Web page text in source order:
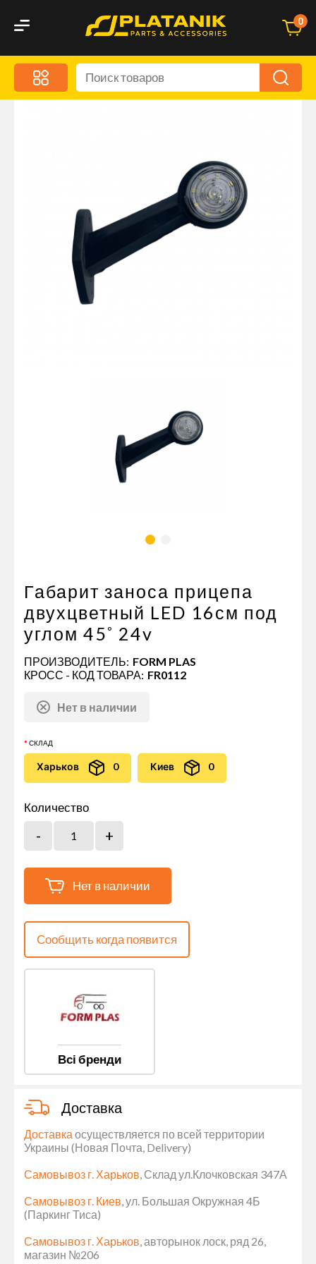
0
Меню
Акционные предложения
Оптика и светотехника
Брызговики
Запчасти кузова и зеркала
Малый коммерческий транспорт
Маркировочные знаки и светоотражатели
Автономное отопление и
Стяжные ремни и тросы
Габарит заноса прицепа
двухцветный LED 16см под
углом 45˚ 24v
ПРОИЗВОДИТЕЛЬ: FORM PLAS
КРОСС - КОД ТОВАРА: FR0112
Нет в наличии
СКЛАД
Харьков 0 Киев 0
Количество
Нет в наличии
Сообщить когда появится
Всі бренди
Доставка
Доставка осуществляется по всей территории
Украины (Новая Почта, Delivery)
Самовывоз г. Харьков, Склад ул.Клочковская 347А
Самовывоз г. Киев, ул. Большая Окружная 4Б
(Паркинг Тиса)
Самовывоз г. Харьков, авторынок лоск, ряд 26,
магазин №206